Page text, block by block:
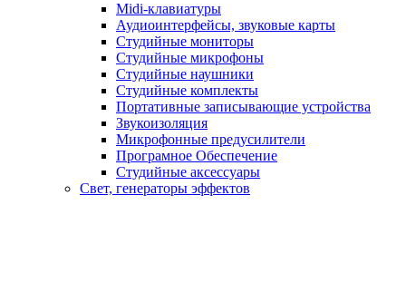
Midi-клавиатуры
Аудиоинтерфейсы, звуковые карты
Студийные мониторы
Студийные микрофоны
Студийные наушники
Студийные комплекты
Портативные записывающие устройства
Звукоизоляция
Микрофонные предусилители
Програмное Обеспечение
Студийные аксессуары
Свет, генераторы эффектов